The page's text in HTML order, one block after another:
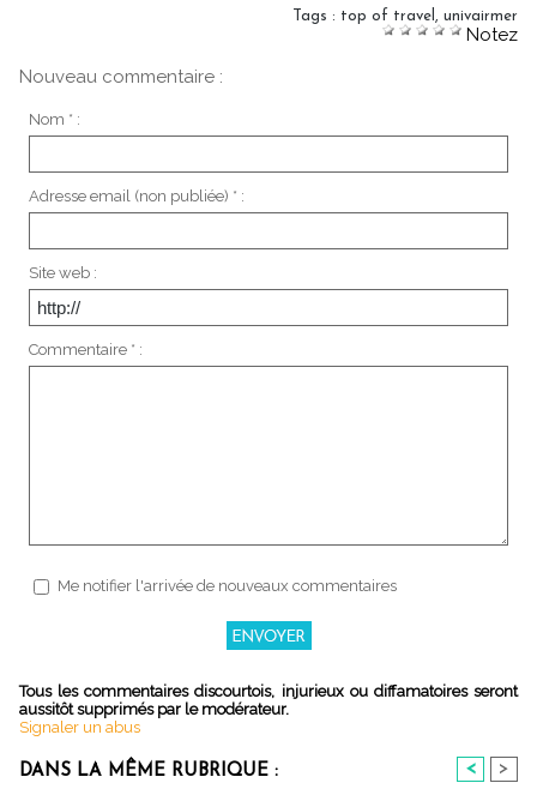
Tags : top of travel , univairmer
Notez
Nouveau commentaire :
Nom * :
Adresse email (non publiée) * :
Site web :
Commentaire * :
Me notifier l'arrivée de nouveaux commentaires
Tous les commentaires discourtois, injurieux ou diffamatoires seront
aussitôt supprimés par le modérateur.
Signaler un abus
DANS LA MÊME RUBRIQUE : < >